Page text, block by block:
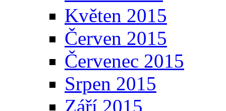
Květen 2015
Červen 2015
Červenec 2015
Srpen 2015
Září 2015